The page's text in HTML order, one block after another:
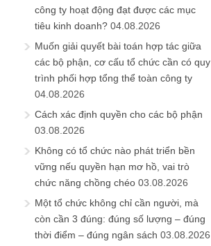
công ty hoạt động đạt được các mục
tiêu kinh doanh? 04.08.2026
Muốn giải quyết bài toán hợp tác giữa
các bộ phận, cơ cấu tổ chức cần có quy
trình phối hợp tổng thể toàn công ty
04.08.2026
Cách xác định quyền cho các bộ phận
03.08.2026
Không có tổ chức nào phát triển bền
vững nếu quyền hạn mơ hồ, vai trò
chức năng chồng chéo 03.08.2026
Một tổ chức không chỉ cần người, mà
còn cần 3 đúng: đúng số lượng – đúng
thời điểm – đúng ngân sách 03.08.2026